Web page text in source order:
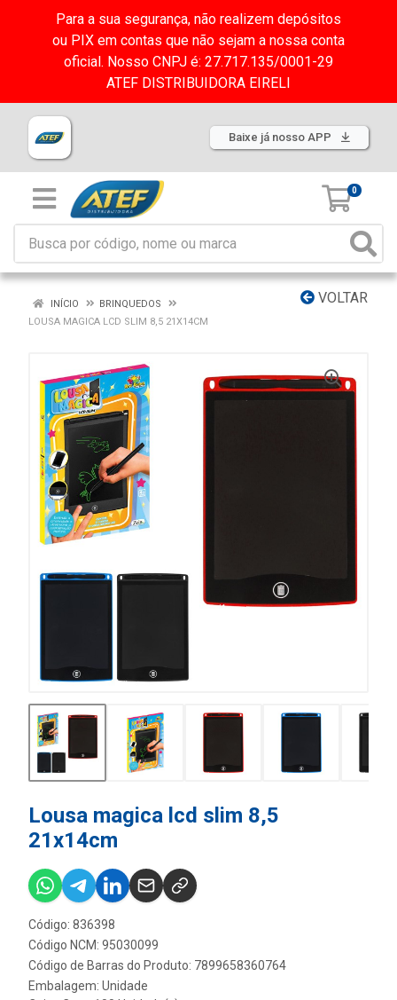
Para a sua segurança, não realizem depósitos
ou PIX em contas que não sejam a nossa conta
oficial. Nosso CNPJ é: 27.717.135/0001-29
ATEF DISTRIBUIDORA EIRELI
Baixe já nosso APP
0
VOLTAR
INÍCIO
BRINQUEDOS
LOUSA MAGICA LCD SLIM 8,5 21X14CM
Lousa magica lcd slim 8,5
21x14cm
Código: 836398
Código NCM: 95030099
Código de Barras do Produto: 7899658360764
Embalagem: Unidade